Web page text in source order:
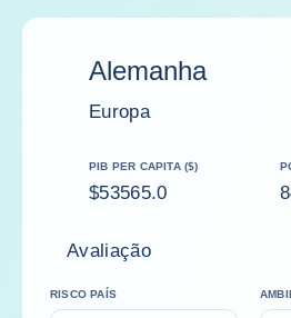
Alemanha
Europa
PIB PER CAPITA ($)
$53565.0
Avaliação
RISCO PAÍS